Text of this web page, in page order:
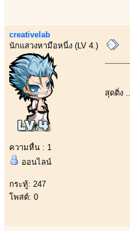
creativelab
นักแสวงหามือหนี่ง (LV 4.)
ความหื่น : 1
ออนไลน์
กระทู้: 247
โพสต์: 0
สุดติ่ง ..